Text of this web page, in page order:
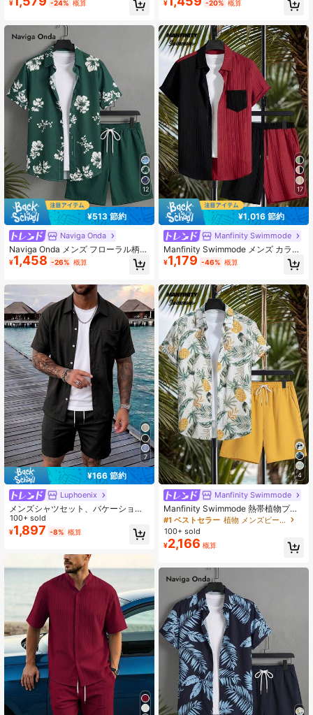
ット、バケーションアウトフィット
メンズ ハワイアンアウトフィット シ
ョートセット メンズ フラワー、ホリ
¥ -24% 概算
12
¥513 節約
Naviga Onda
Naviga Onda メンズ フローラル柄
半袖シャツ ショーツ ビーチウェア
¥1,458 -26% 概算
7
¥166 節約
Luphoenix
メンズシャツセット、バケーション
スタイル 半袖シャツとショーツ カジ
ュアルスーツ、リゾートウェア
100+ sold
¥1,897 -8% 概算
セット、夏
¥ -20% 概算
17
¥1,016 節約
Manfinity Swimmode
Manfinity Swimmode メンズ カラー
ブロック シングルブレスト 半袖トッ
プ ショーツ カジュアル ホリデー ビ
¥1,179 -46% 概算
4
Manfinity Swimmode
Manfinity Swimmode 熱帯植物プリ
ントカジュアル半袖シャツとショー
ツセット、メンズ水着、トロピカル
バケーション メンズ服、トロピカル
アウトフィット メンズ、メンズバケ
ン
#1 ベストセラー
植物 メンズビーチセット
100+ sold
¥2,166 概算